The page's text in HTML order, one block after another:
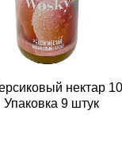
нектар
Упаковка 9 штук